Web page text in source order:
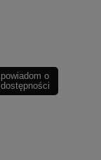
powiadom o
dostępności